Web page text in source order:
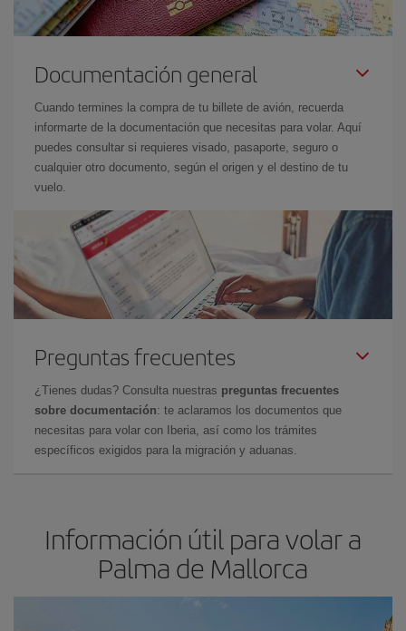
Documentación general
Cuando termines la compra de tu billete de avión, recuerda
informarte de la documentación que necesitas para volar. Aquí
puedes consultar si requieres visado, pasaporte, seguro o
cualquier otro documento, según el origen y el destino de tu
vuelo.
Preguntas frecuentes
¿Tienes dudas? Consulta nuestras preguntas frecuentes
sobre documentación: te aclaramos los documentos que
necesitas para volar con Iberia, así como los trámites
específicos exigidos para la migración y aduanas.
Información útil para volar a
Palma de Mallorca